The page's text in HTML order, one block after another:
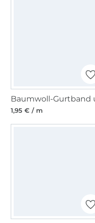
1,95 € / m